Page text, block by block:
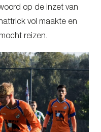
op de inzet van
vol maakte en
reizen.